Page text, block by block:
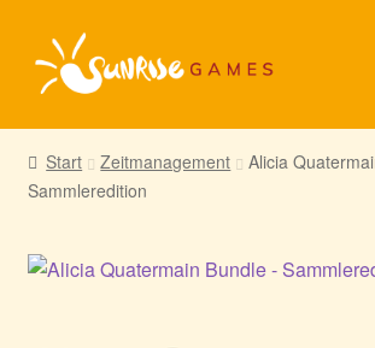
Zur
Navigation
Zum
Inhalt
► Startseite
► Neuigkeiten von uns
► Support/Hilfe
Start Zeitmanagement
Alicia
Sammleredition